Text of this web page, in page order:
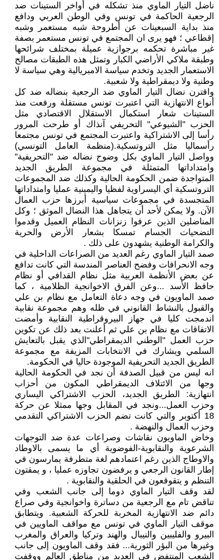
ناضل التيار الماوي منذ تشكله في أواخر الستينات ضد
الرجعية الحاكمة في تونس وفي الوطن العربي ودافع
منذ بداية السبعينات عن أطروحة شبه مستعمر وشبه
إقطاعي ؛ فهو يرى ان المجتمع في تونس مستعمر بصفة
غير مباشرة تحكمه برجوازية عميلة بمختلف شرائحها
وطبقة ملاكي الأراضي الكبار وتمثل هذه الطبقات مصالح
الاستعمار الجديد وتخدم سياسة الامبريالية وهي سياسة لا
وطنية ولا ديمقراطية ولا شعبية.
واقترن نضال التيار الماوي ضد الرجعية بنضاله ضد كل
أنواع الانتهازية التي اعتبرت تونس مستقلة ورفعت منذ
الستينات شعار استكمال الاستقلال الاقتصادي مثل
الحزب "الشيوعي" التحريفي آنذاك أو طرحت المرور
رأسا إلى الاشتراكية واعتبرت المجتمع في تونس مجتمعا
رأسماليا مثل التروتسكية.(منظمة العامل التونسي)
وواصل التيار الماوي بكل وضوح نضاله ضد "التحريفية"
وامتداداتها المتمثلة في مجموعة الطريق الجديد
المتواجدة ضمن الحكومة الحالية وكذلك ضد المجموعات
التروتسكية أي اليسراوية لفظيا واليمينية عمليا وامتداداتها
المتجسدة في مجموعات سياسية أبرزها حزب العمال
الآن. ولا يمكن لأحد أن يتجاهل هذا النضال الموثق ؛ وكل
المناضلين الذين عرفوا زنزانات النظام العميل وقدموا
التضحيات الجسام تمسكا بشعار الأرض والحرية
والكرامة الوطنية يشهدون على ذلك .
صمد التيار الماوي رغم العديد من الصراعات الداخلية في
وجه الانحرافات وفضح العناصر المندسة التي كانت تدافع
عن بعض الأنظمة العربية مثل نظام القدافي أو نظام
حافظ الأسد ...وعن الفرق الاخوانجية الظلامية ، كما
صمد الماويون في وجه دعاة التعامل مع نظام بن علي
والقبول بالنشاط القانوني في ظله وهم مجموعة نقابية
اندمجت كليا في جهاز البيروقراطية النقابية وأمضت
الاتفاقات مع نظام بن علي ثم أعلنت بعد ذلك عن تكوين
حزب العمل "الوطني الديمقراطي"الذي يقبل بالتعايش
السلمي ويشارك في الانتخابات المزيفة مع مجموعة
الطريق الجديد التحريفية الموجودة حاليا في الحكومة.
انه ليس من قبيل الصدفة أن نجد في الحكومة الحالية
وجها من الائتلاف الديمقراطي المكون من أحزاب
انتهازية: الطريق الجديد، الحزب الاشتراكي اليساري
وحزب العمل...ونجد في المقابل وجها ممثلا عن حركة
18 أكتوبر والتي كانت تضم الحزب الاشتراكي التقدمي
وحزب العمال والنهضة .
وخاض الماويون نقاشات وصراعات عدة ضد التوجهات
الشرعوية والنقابوية-الفوضوية أي ما يسمى بالاوطاد
والاوطاج الذين رغم اعتمادهم لغة متطرفة يمارسون في
إطار القانون الرجعي و يرفضون تجاوزه عمليا ، و يمقتون
التنظم و يتقوقعون في الحلقية والنقابوية .
لقد وقف التيار الماوي دوما إلى جانب الشعب وفي
تناقض تام مع الرجعية من دساترة واخوانجية وفي صراع
دائم ضد الانتهازية المخربة للحركة الشعبية. ويتطابق
موقف التيار الماوي في تونس مع مواقف الماويين في
البيرو والفليبين والنيبال والهند وتركيا والعراق والمغرب
وغيرها من البؤر الثورية... فقد وقف الماويون إلى جانب
الشعب المنتفض في العديد من مناطق العالم ووقفت